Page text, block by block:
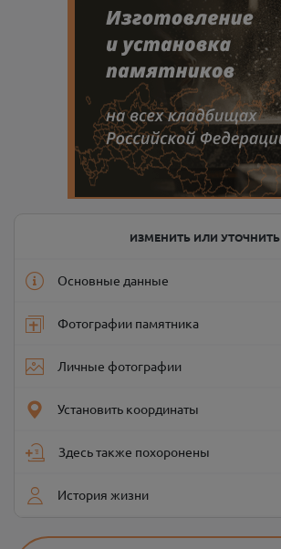
ИЗМЕНИТЬ ИЛИ УТОЧНИТЬ
Основные данные
Фотографии памятника
Личные фотографии
Установить координаты
Здесь также похоронены
История жизни